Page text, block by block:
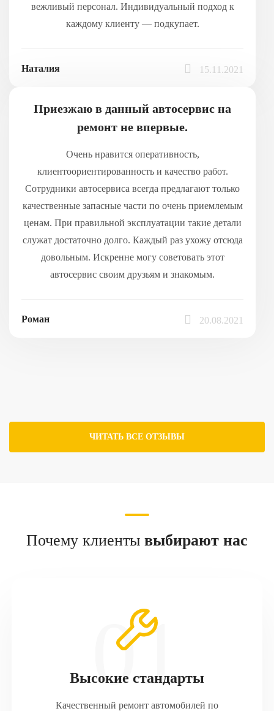
вежливый персонал. Индивидуальный подход к
каждому клиенту — подкупает.
Наталия 15.11.2021
Приезжаю в данный автосервис на
ремонт не впервые.
Очень нравится оперативность,
клиентоориентированность и качество работ.
Сотрудники автосервиса всегда предлагают только
качественные запасные части по очень приемлемым
ценам. При правильной эксплуатации такие детали
служат достаточно долго. Каждый раз ухожу отсюда
довольным. Искренне могу советовать этот
автосервис своим друзьям и знакомым.
Роман 20.08.2021
ЧИТАТЬ ВСЕ ОТЗЫВЫ
Почему клиенты выбирают нас
Высокие стандарты
Качественный ремонт автомобилей по